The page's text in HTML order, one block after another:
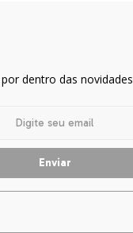
dentro das novidades